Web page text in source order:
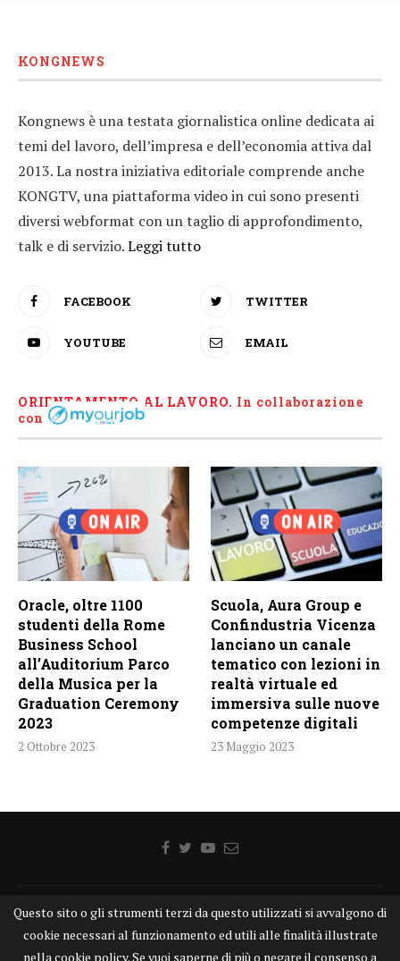
KONGNEWS
Kongnews è una testata giornalistica online dedicata ai
temi del lavoro, dell’impresa e dell’economia attiva dal
2013. La nostra iniziativa editoriale comprende anche
KONGTV, una piattaforma video in cui sono presenti
diversi webformat con un taglio di approfondimento,
talk e di servizio.Leggi tutto
FACEBOOK TWITTER
YOUTUBE EMAIL
ORIENTAMENTO AL LAVORO. In collaborazione
con
Oracle, oltre 1100
studenti della Rome
Business School
all’Auditorium Parco
della Musica per la
Graduation Ceremony
2023
2 Ottobre 2023
Scuola, Aura Group e
Confindustria Vicenza
lanciano un canale
tematico con lezioni in
realtà virtuale ed
immersiva sulle nuove
competenze digitali
23 Maggio 2023
Home Chi siamo Disclaimer Cookie Contatti
Privacy Policy KONGTV
Questo sito o gli strumenti terzi da questo utilizzati si avvalgono di
cookie necessari al funzionamento ed utili alle finalità illustrate
nella cookie policy. Se vuoi saperne di più o negare il consenso a